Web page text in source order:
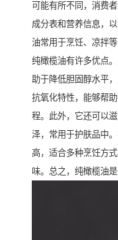
可能有所不同，消费
成分表和营养信息，
油常用于烹饪、凉拌等
纯橄榄油有许多优点
助于降低胆固醇水平
抗氧化特性，能够帮
程。此外，它还可以
泽，常用于护肤品中
高，适合多种烹饪方
味。总之，纯橄榄油